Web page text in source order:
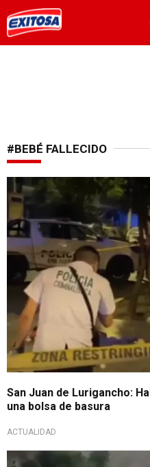
#BEBÉ FALLECIDO
Tragedia en SJL
San Juan de Lurigancho:
una bolsa de basura
ACTUALIDAD
Lo último